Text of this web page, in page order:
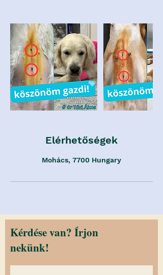
Elérhetőségek
Mohács, 7700 Hungary
Kérdése van? Írjon
nekünk!